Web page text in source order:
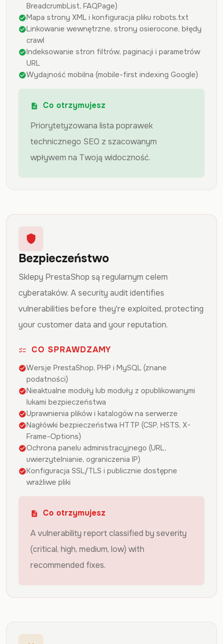
BreadcrumbList, FAQPage)
check_circleMapa strony XML i konfiguracja pliku robots.txt
check_circleLinkowanie wewnętrzne, strony osierocone, błędy
crawl
check_circleIndeksowanie stron filtrów, paginacji i parametrów
URL
check_circleWydajność mobilna (mobile-first indexing Google)
description
Co otrzymujesz
Priorytetyzowana lista poprawek
technicznego SEO z szacowanym
wpływem na Twoją widoczność.
shield
Bezpieczeństwo
Sklepy PrestaShop są regularnym celem
cyberataków. A security audit identifies
vulnerabilities before they're exploited, protecting
your customer data and your reputation.
checklist CO SPRAWDZAMY
check_circleWersje PrestaShop, PHP i MySQL (znane
podatności)
check_circleNieaktualne moduły lub moduły z opublikowanymi
lukami bezpieczeństwa
check_circleUprawnienia plików i katalogów na serwerze
check_circleNagłówki bezpieczeństwa HTTP (CSP, HSTS, X-
Frame-Options)
check_circleOchrona panelu administracyjnego (URL,
uwierzytelnianie, ograniczenia IP)
check_circleKonfiguracja SSL/TLS i publicznie dostępne
wrażliwe pliki
description
Co otrzymujesz
A vulnerability report classified by severity
(critical, high, medium, low) with
recommended fixes.